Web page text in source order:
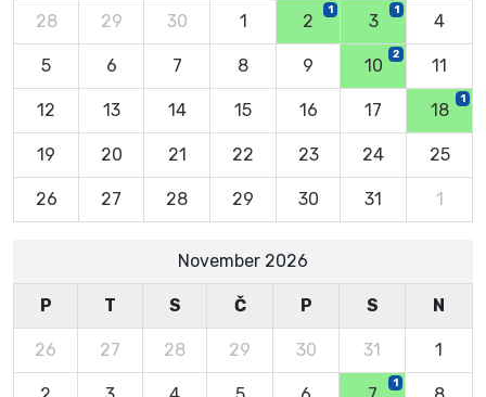
28 29 30 1 2
1
3
1
4
5 6 7 8 9 10
2
11
12 13 14 15 16 17 18
1
19 20 21 22 23 24 25
26 27 28 29 30 31 1
November 2026
P T S Č P S N
26 27 28 29 30 31 1
1